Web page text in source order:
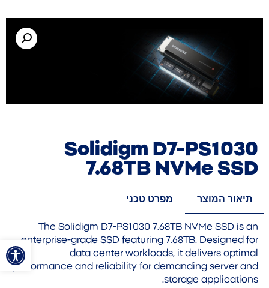
פתח
Solidigm D7-PS1030
7.68TB NVMe SSD
תיאור המוצר מפרט טכני
The Solidigm D7-PS1030 7.68TB NVMe SSD is an
enterprise-grade SSD featuring 7.68TB. Designed for
data center workloads, it delivers optimal
performance and reliability for demanding server and
storage applications.